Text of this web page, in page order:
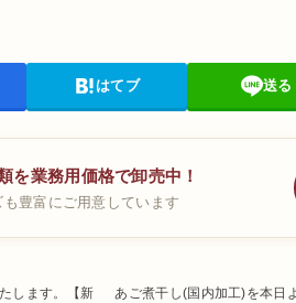
はてブ 送る
を業務用価格で卸売中！
豊富にご用意しています
します。【新
あご煮干し(国内加工)を本日